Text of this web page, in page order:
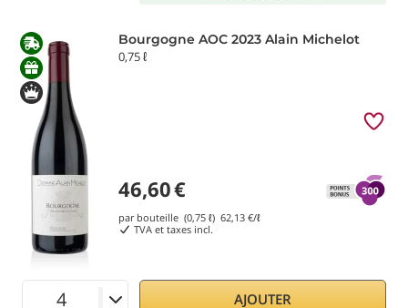
Bourgogne AOC 2023 Alain Michelot
0,75 ℓ
46,60€
par bouteille (0,75 ℓ) 62,13 €/ℓ
TVA et taxes incl.
AJOUTER